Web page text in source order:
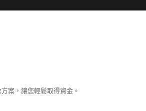
案，讓您輕鬆取得資金。